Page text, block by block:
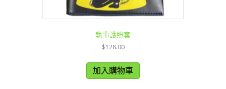
執事護照套
$128.00
加入購物車